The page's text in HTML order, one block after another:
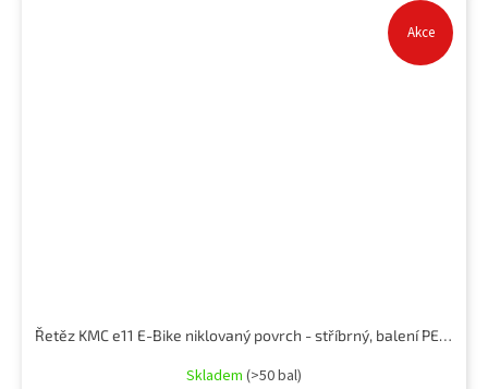
Akce
Řetěz KMC e11 E-Bike niklovaný povrch - stříbrný, balení PE 118 čl.
Skladem (>50 bal)